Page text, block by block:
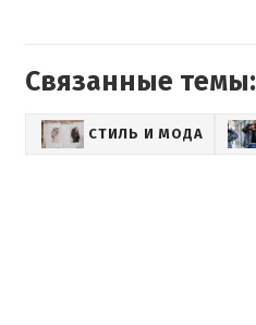
Связанные темы:
СТИЛЬ И МОДА